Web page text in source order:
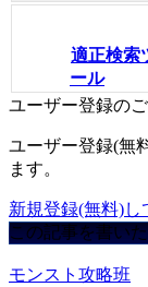
適正検索
ール
ユーザー登録の
ユーザー登録(無
ます。
新規登録(無料)し
この記事を書いた
モンスト攻略班